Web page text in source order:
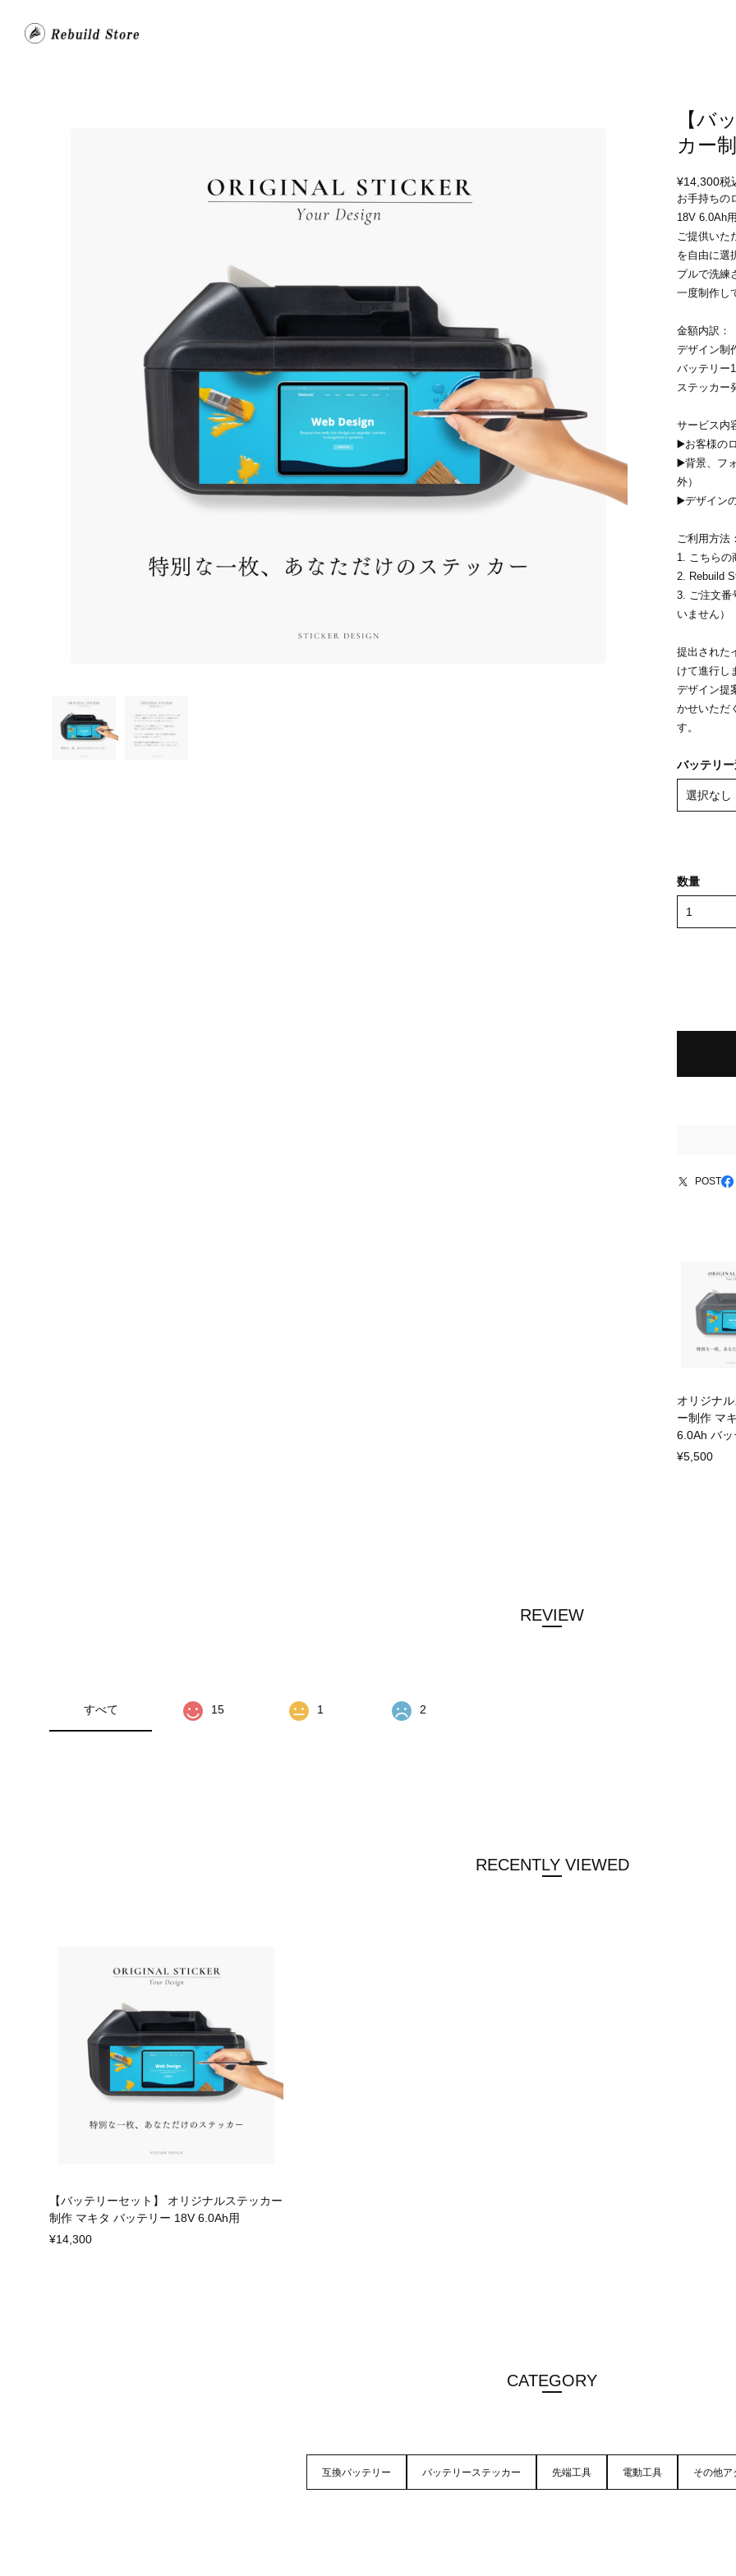
【バ
カー
¥14,300税
お手持ちの
18V 6.0Ah
ご提供いた
を自由に選
プルで洗練
一度制作し
金額内訳：
デザイン制
バッテリー
ステッカー
サービス内
▶️お客様の
▶️背景、フ
外）
▶️デザイン
ご利用方法：
1. こちらの
2. Rebuild
3. ご注文番
いません）
提出された
けて進行し
デザイン提
かせいただ
す。
バッテリ
数量
POST
オリジナ
ー制作 マ
6.0Ah バッ
¥5,500
REVIEW
すべて 15 1 2
RECENTLY VIEWED
【バッテリーセット】 オリジナルステッカー
制作 マキタ バッテリー 18V 6.0Ah用
¥14,300
CATEGORY
互換バッテリー バッテリーステッカー 先端工具 電動工具 その他ア